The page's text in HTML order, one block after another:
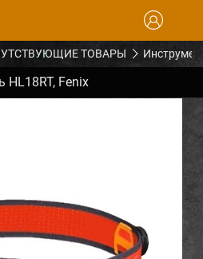
ТОВАРЫ
HL18RT, Fenix